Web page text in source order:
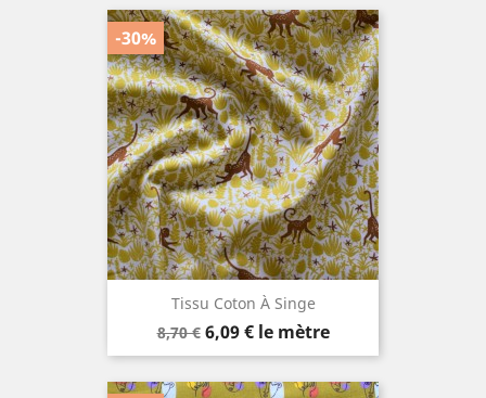
Tissu Coton À Singe
Prix
de
8,70 € Prix
6,09 € le mètre
-30%